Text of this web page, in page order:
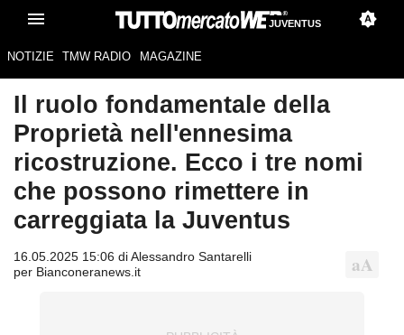
JUVENTUS
NOTIZIE TMW RADIO MAGAZINE
Il ruolo fondamentale della
Proprietà nell'ennesima
ricostruzione. Ecco i tre nomi
che possono rimettere in
carreggiata la Juventus
16.05.2025 15:06 di Alessandro Santarelli
per Bianconeranews.it